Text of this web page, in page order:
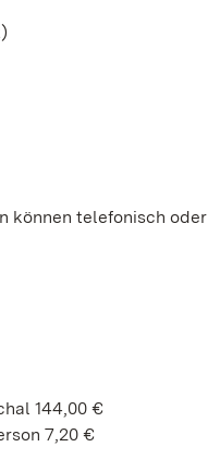
können telefonisch oder
144,00 €
7,20 €